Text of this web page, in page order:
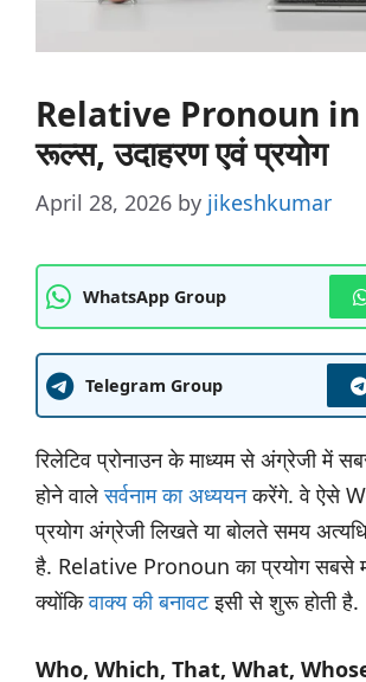
Relative Pronoun
रूल्स, उदाहरण एवं प्रयोग
April 28, 2026 by jikeshkumar
WhatsApp Group
Telegram Group
रिलेटिव प्रोनाउन के माध्यम से अंग्रेजी में
होने वालेसर्वनाम का अध्ययनकरेंगे. वे ऐसे
प्रयोग अंग्रेजी लिखते या बोलते समय
है. Relative Pronoun का प्रयोग सबसे
क्योंकिवाक्य की बनावटइसी से शुरू होती है.
Who, Which, That, What,